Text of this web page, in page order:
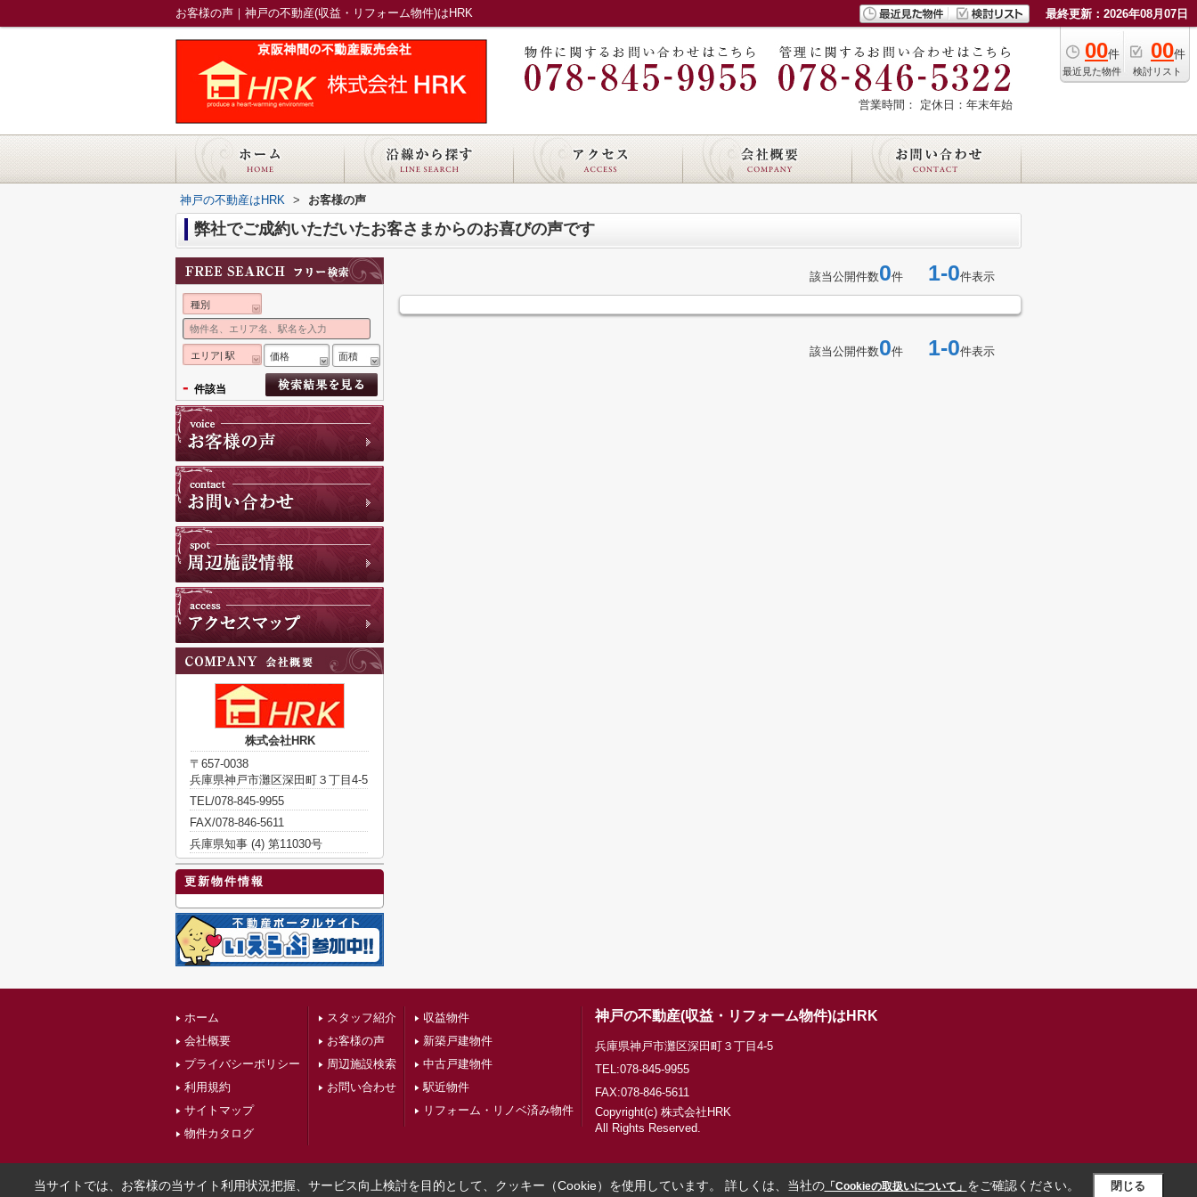
お客様の声｜神戸の不動産(収益・リフォーム物件)はHRK 最終更新：2026年08月07日
00件
最近見た物件
00件
検討リスト
営業時間： 定休日：年末年始
神戸の不動産はHRK > お客様の声
弊社でご成約いただいたお客さまからのお喜びの声です
該当公開件数0件 1-0件表示
該当公開件数0件 1-0件表示
種別
エリア| 駅 価格 面積
- 件該当
株式会社HRK
〒657-0038
兵庫県神戸市灘区深田町３丁目4-5
TEL/078-845-9955
FAX/078-846-5611
兵庫県知事 (4) 第11030号
更新物件情報
ホーム
会社概要
プライバシーポリシー
利用規約
サイトマップ
物件カタログ
スタッフ紹介
お客様の声
周辺施設検索
お問い合わせ
収益物件
新築戸建物件
中古戸建物件
駅近物件
リフォーム・リノベ済み物件
神戸の不動産(収益・リフォーム物件)はHRK
兵庫県神戸市灘区深田町３丁目4-5
TEL:078-845-9955
FAX:078-846-5611
Copyright(c) 株式会社HRK
All Rights Reserved.
当サイトでは、お客様の当サイト利用状況把握、サービス向上検討を目的として、クッキー（Cookie）を使用しています。 詳しくは、当社の「Cookieの取扱いについて」 をご確認ください。 閉じる